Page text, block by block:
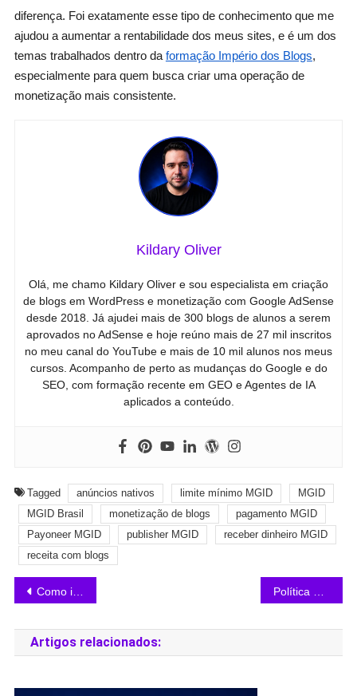
diferença. Foi exatamente esse tipo de conhecimento que me
ajudou a aumentar a rentabilidade dos meus sites, e é um dos
temas trabalhados dentro da formação Império dos Blogs,
especialmente para quem busca criar uma operação de
monetização mais consistente.
Kildary Oliver
Olá, me chamo Kildary Oliver e sou especialista em criação
de blogs em WordPress e monetização com Google AdSense
desde 2018. Já ajudei mais de 300 blogs de alunos a serem
aprovados no AdSense e hoje reúno mais de 27 mil inscritos
no meu canal do YouTube e mais de 10 mil alunos nos meus
cursos. Acompanho de perto as mudanças do Google e do
SEO, com formação recente em GEO e Agentes de IA
aplicados a conteúdo.
Tagged anúncios nativos limite mínimo MGID
MGID
MGID Brasil
monetização de blogs
pagamento MGID
Payoneer MGID
publisher MGID
receber dinheiro MGID
receita com blogs
Como instalar o código do MGID no WordPress
Artigos relacionados: